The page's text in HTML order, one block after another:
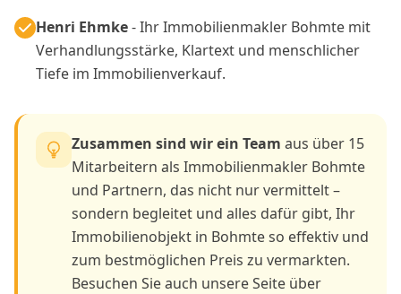
Henri Ehmke- Ihr Immobilienmakler Bohmte mit
Verhandlungsstärke, Klartext und menschlicher
Tiefe im Immobilienverkauf.
Zusammen sind wir ein Team aus über 15
Mitarbeitern als Immobilienmakler Bohmte
und Partnern, das nicht nur vermittelt –
sondern begleitet und alles dafür gibt, Ihr
Immobilienobjekt in Bohmte so effektiv und
zum bestmöglichen Preis zu vermarkten.
Besuchen Sie auch unsere Seite über